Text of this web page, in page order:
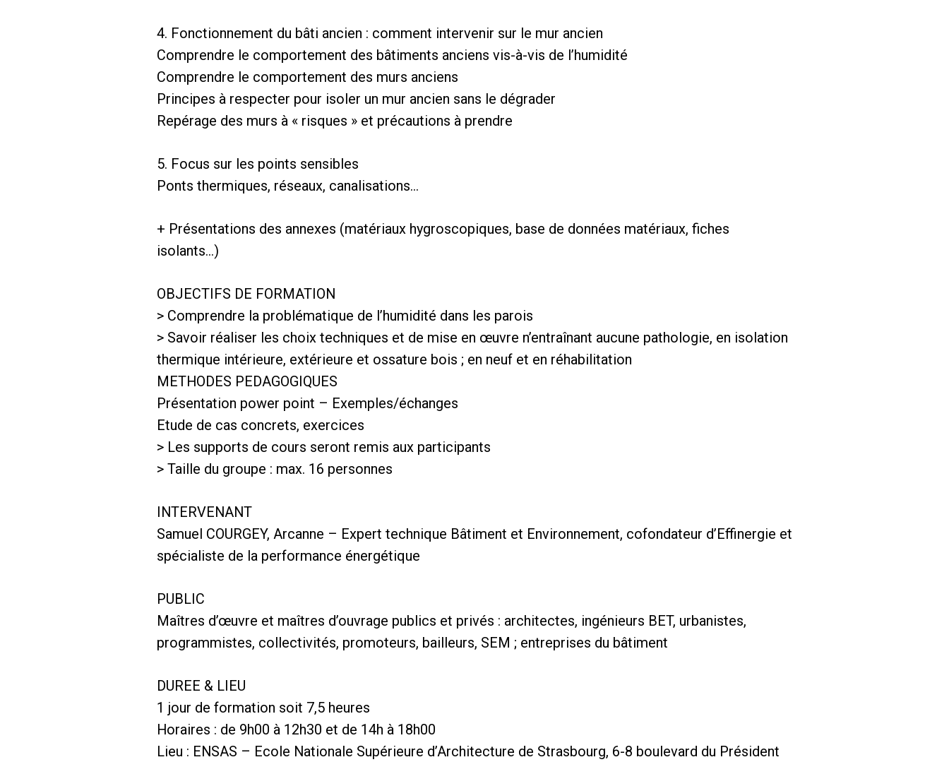
4. Fonctionnement du bâti ancien : comment intervenir sur le mur ancien
Comprendre le comportement des bâtiments anciens vis-à-vis de l’humidité
Comprendre le comportement des murs anciens
Principes à respecter pour isoler un mur ancien sans le dégrader
Repérage des murs à « risques » et précautions à prendre
5. Focus sur les points sensibles
Ponts thermiques, réseaux, canalisations…
+ Présentations des annexes (matériaux hygroscopiques, base de données matériaux, fiches
isolants…)
OBJECTIFS DE FORMATION
> Comprendre la problématique de l’humidité dans les parois
> Savoir réaliser les choix techniques et de mise en œuvre n’entraînant aucune pathologie, en isolation
thermique intérieure, extérieure et ossature bois ; en neuf et en réhabilitation
METHODES PEDAGOGIQUES
Présentation power point – Exemples/échanges
Etude de cas concrets, exercices
> Les supports de cours seront remis aux participants
> Taille du groupe : max. 16 personnes
INTERVENANT
Samuel COURGEY, Arcanne – Expert technique Bâtiment et Environnement, cofondateur d’Effinergie et
spécialiste de la performance énergétique
PUBLIC
Maîtres d’œuvre et maîtres d’ouvrage publics et privés : architectes, ingénieurs BET, urbanistes,
programmistes, collectivités, promoteurs, bailleurs, SEM ; entreprises du bâtiment
DUREE & LIEU
1 jour de formation soit 7,5 heures
Horaires : de 9h00 à 12h30 et de 14h à 18h00
Lieu : ENSAS – Ecole Nationale Supérieure d’Architecture de Strasbourg, 6-8 boulevard du Président